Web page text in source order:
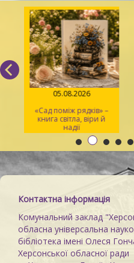
05.08.2026
«Сад поміж рядків» –
книга світла, віри й
надії
Контактна інформація
Комунальний заклад
обласна універсальна
бібліотека імені Олеся
Херсонської обласної ради